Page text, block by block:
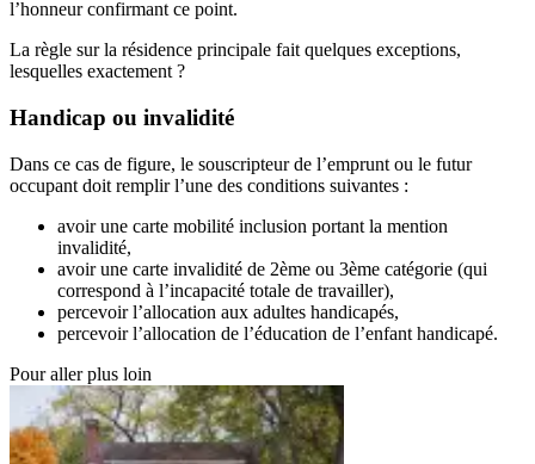
l’honneur confirmant ce point.
La règle sur la résidence principale fait quelques exceptions,
lesquelles exactement ?
Handicap ou invalidité
Dans ce cas de figure, le souscripteur de l’emprunt ou le futur
occupant doit remplir l’une des conditions suivantes :
avoir une carte mobilité inclusion portant la mention
invalidité,
avoir une carte invalidité de 2ème ou 3ème catégorie (qui
correspond à l’incapacité totale de travailler),
percevoir l’allocation aux adultes handicapés,
percevoir l’allocation de l’éducation de l’enfant handicapé.
Pour aller plus loin